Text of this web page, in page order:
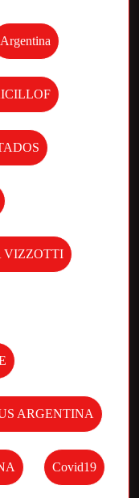
Argentina
VIZZOTTI
ARGENTINA
Covid19